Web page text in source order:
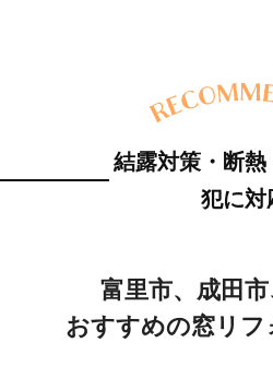
結露対策・断熱
犯に対
富里市、成田
おすすめの窓リフ